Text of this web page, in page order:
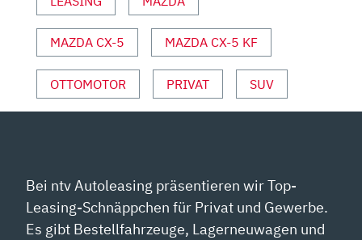
VON
YOUTUBE
ANZEIGEN
MAZDA CX-5 MAZDA CX-5 KF
OTTOMOTOR PRIVAT SUV
Bei ntv Autoleasing präsentieren wir Top-
Leasing-Schnäppchen für Privat und Gewerbe.
Es gibt Bestellfahrzeuge, Lagerneuwagen und